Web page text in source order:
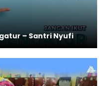
– Santri Nyufi